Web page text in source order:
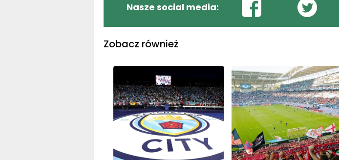
Nasze social media:
Zobacz również